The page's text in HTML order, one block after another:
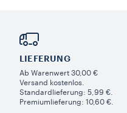
LIEFERUNG
Ab Warenwert 30,00 €
Versand kostenlos.
Standardlieferung: 5,99 €.
Premiumlieferung: 10,60 €.